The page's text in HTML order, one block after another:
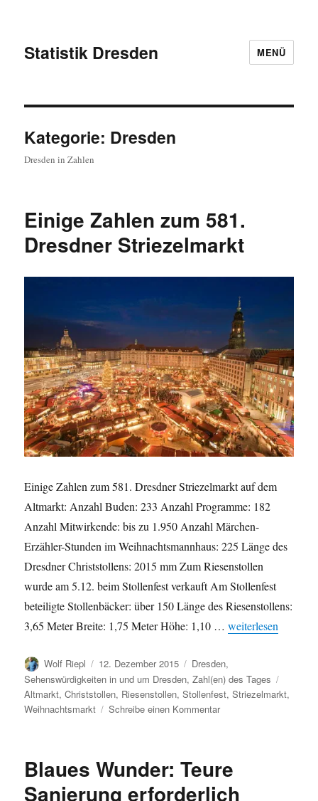
Statistik Dresden MENÜ
Kategorie: Dresden
Dresden in Zahlen
Einige Zahlen zum 581.
Dresdner Striezelmarkt
Einige Zahlen zum 581. Dresdner Striezelmarkt auf dem
Altmarkt: Anzahl Buden: 233 Anzahl Programme: 182
Anzahl Mitwirkende: bis zu 1.950 Anzahl Märchen-
Erzähler-Stunden im Weihnachtsmannhaus: 225 Länge des
Dresdner Christstollens: 2015 mm Zum Riesenstollen
wurde am 5.12. beim Stollenfest verkauft Am Stollenfest
beteiligte Stollenbäcker: über 150 Länge des Riesenstollens:
3,65 Meter Breite: 1,75 Meter Höhe: 1,10 …„Einige Zahlen
weiterlesen
Autor
Wolf Riepl
Veröffentlicht
am
12. Dezember 2015 Kategorien
Dresden,
Sehenswürdigkeiten in und um Dresden,Zahl(en) des Tages
Altmarkt,Christstollen, Riesenstollen,Stollenfest,Striezelmarkt,
Weihnachtsmarkt
Schreibe einen Kommentarzu
581.
Striezelmarkt
Blaues Wunder: Teure
Sanierung erforderlich